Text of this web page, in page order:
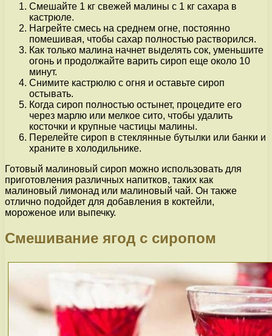
Смешайте 1 кг свежей малины с 1 кг сахара в
кастрюле.
Нагрейте смесь на среднем огне, постоянно
помешивая, чтобы сахар полностью растворился.
Как только малина начнет выделять сок, уменьшите
огонь и продолжайте варить сироп еще около 10
минут.
Снимите кастрюлю с огня и оставьте сироп
остывать.
Когда сироп полностью остынет, процедите его
через марлю или мелкое сито, чтобы удалить
косточки и крупные частицы малины.
Перелейте сироп в стеклянные бутылки или банки и
храните в холодильнике.
Готовый малиновый сироп можно использовать для
приготовления различных напитков, таких как
малиновый лимонад или малиновый чай. Он также
отлично подойдет для добавления в коктейли,
мороженое или выпечку.
Смешивание ягод с сиропом